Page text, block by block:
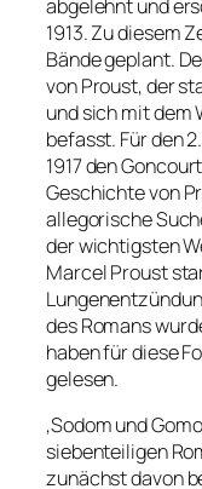
abgelehnt und
1913. Zu diesem
Bände geplant.
von Proust, der
und sich mit dem
befasst. Für den
1917 den
Geschichte von
allegorische
der wichtigsten
Marcel Proust
des Romans
haben für diese
gelesen.
‚Sodom und
siebenteiligen
zunächst davon